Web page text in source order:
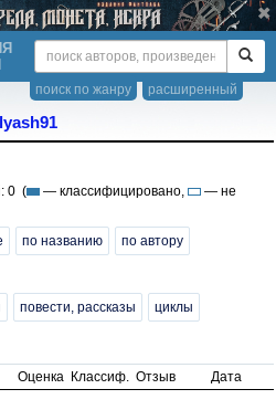
расширенный
поиск по жанру
0 (
— классифицировано,
— не
по названию по автору
повести, рассказы циклы
Оценка Классиф. Отзыв
Дата